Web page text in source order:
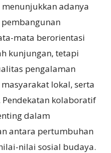
adanya
mata berorientasi
kunjungan, tetapi
pengalaman
lokal, serta
kolaboratif
dalam
antara pertumbuhan
nilai sosial budaya.